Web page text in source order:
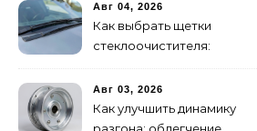
Авг 04, 2026
Как выбрать щетки
стеклоочистителя:
гибридные
Авг 03, 2026
Как улучшить динамику